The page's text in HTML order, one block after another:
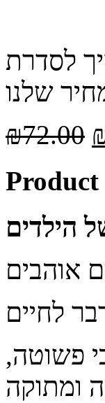
שלנו
₪72.00
הילדים
פשוטה,